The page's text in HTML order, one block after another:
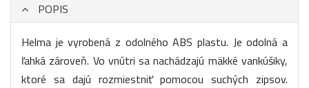
POPIS
Helma je vyrobená z odolného ABS plastu. Je odolná a
ľahká zároveň. Vo vnútri sa nachádzajú mäkké vankúšiky,
ktoré sa dajú rozmiestniť pomocou suchých zipsov.